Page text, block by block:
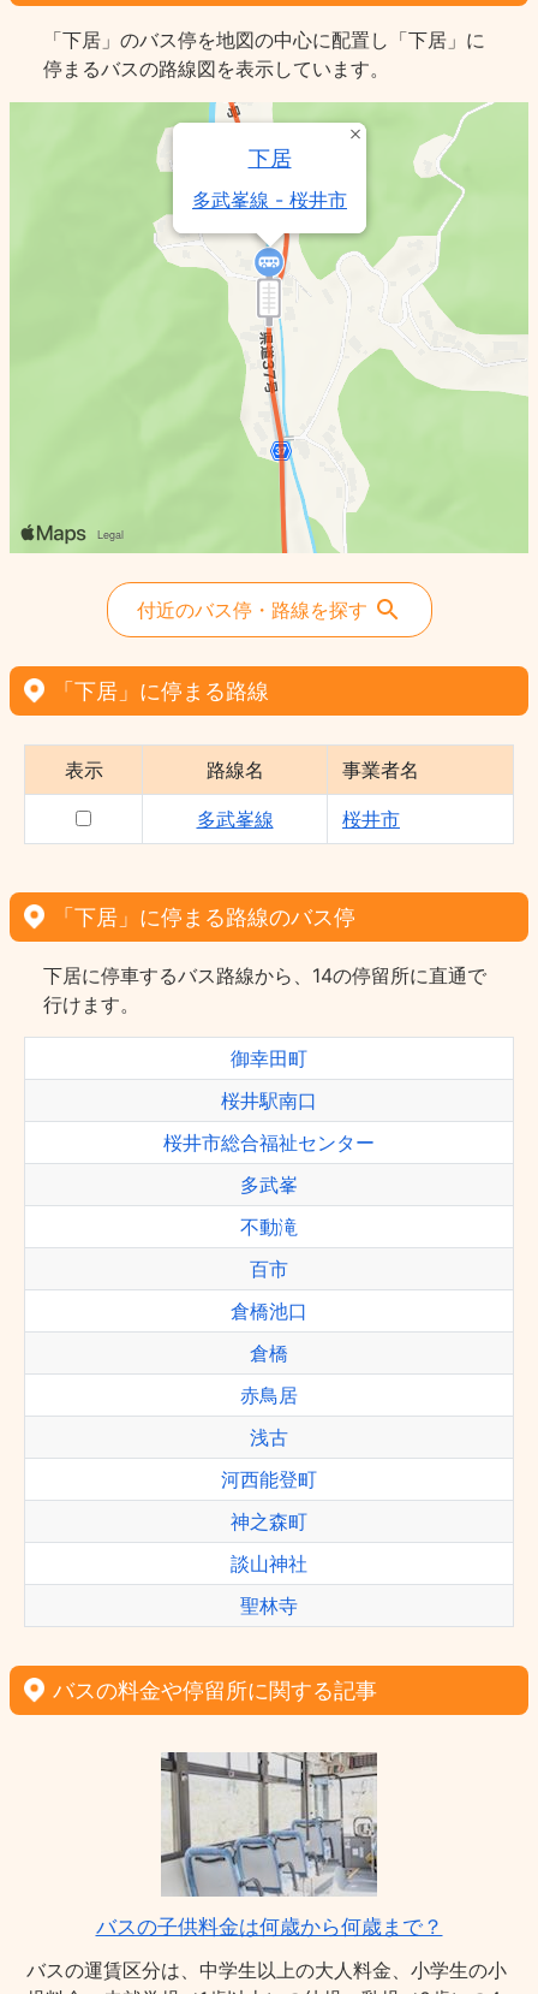
「下居」のバス停を地図の中心に配置し「下居」に
停まるバスの路線図を表示しています。
下居
多武峯線 - 桜井市
付近のバス停・路線を探す
「下居」に停まる路線
表示 路線名 事業者名
多武峯線 桜井市
「下居」に停まる路線のバス停
下居に停車するバス路線から、14の停留所に直通で
行けます。
御幸田町
桜井駅南口
桜井市総合福祉センター
多武峯
不動滝
百市
倉橋池口
倉橋
赤鳥居
浅古
河西能登町
神之森町
談山神社
聖林寺
バスの料金や停留所に関する記事
バスの子供料金は何歳から何歳まで？
バスの運賃区分は、中学生以上の大人料金、小学生の小